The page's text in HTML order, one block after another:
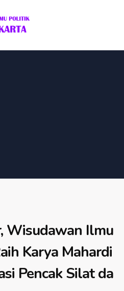
Wisudawan Ilmu
Karya Mahardi
Pencak Silat da